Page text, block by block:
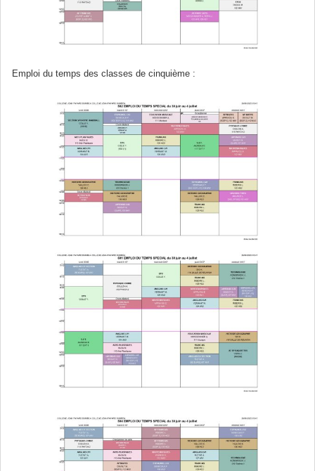
Emploi du temps des classes de cinquième :